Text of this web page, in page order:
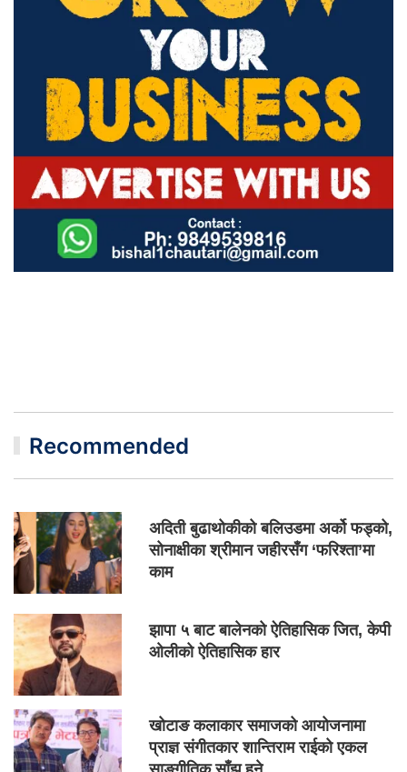
Recommended
अदिती बुढाथोकीको बलिउडमा अर्को फड्को,
सोनाक्षीका श्रीमान जहीरसँग ‘फरिश्ता’मा
काम
झापा ५ बाट बालेनको ऐतिहासिक जित, केपी
ओलीको ऐतिहासिक हार
खोटाङ कलाकार समाजको आयोजनामा
प्राज्ञ संगीतकार शान्तिराम राईको एकल